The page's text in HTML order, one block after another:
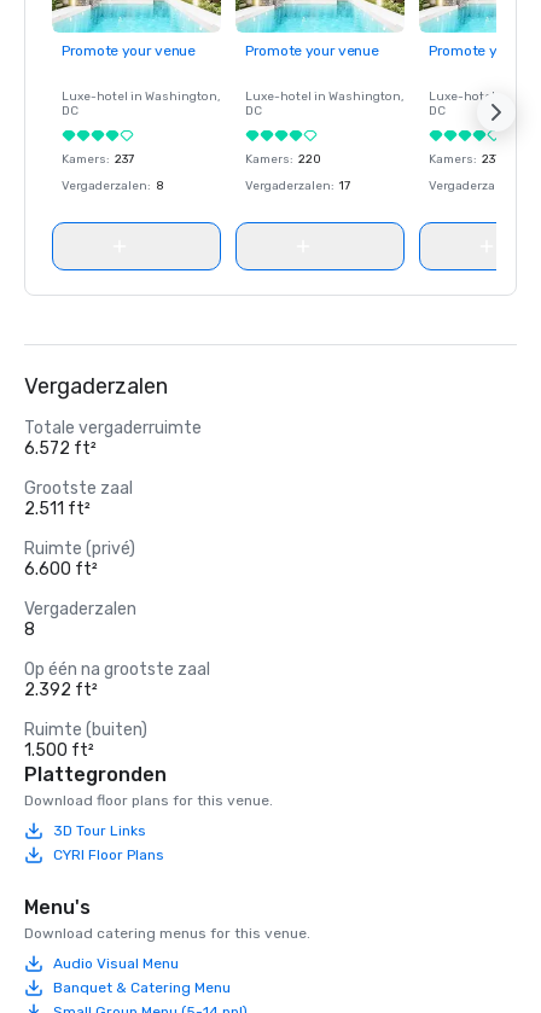
Promote your venue
Luxe-hotel in Washington,
DC
Kamers: 237
Vergaderzalen: 8
Promote your venue
Luxe-hotel in Washington,
DC
Kamers: 220
Vergaderzalen: 17
Promote your
Luxe-hotel in
DC
Kamers: 237
Vergaderzalen
Vergaderzalen
Totale vergaderruimte
6.572 ft²
Grootste zaal
2.511 ft²
Ruimte (privé)
6.600 ft²
Vergaderzalen
8
Op één na grootste zaal
2.392 ft²
Ruimte (buiten)
1.500 ft²
Plattegronden
Download floor plans for this venue.
3D Tour Links
CYRI Floor Plans
Menu's
Download catering menus for this venue.
Audio Visual Menu
Banquet & Catering Menu